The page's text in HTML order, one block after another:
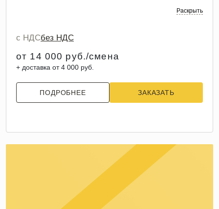
Раскрыть
с НДСбез НДС
от 14 000 руб./смена
+ доставка от 4 000 руб.
ПОДРОБНЕЕ ЗАКАЗАТЬ